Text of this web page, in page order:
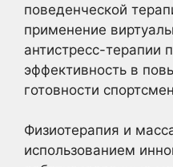
поведенческой
применение
антистресс-терапии
эффективность в
готовности
Физиотерапия и
использованием